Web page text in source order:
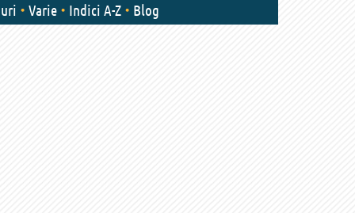
Varie Indici A-Z Blog